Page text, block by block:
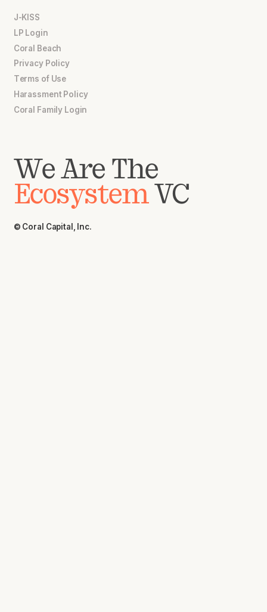
J-KISS
LP Login
Coral Beach
Privacy Policy
Terms of Use
Harassment Policy
Coral Family Login
We Are The
EcosystemVC
© Coral Capital, Inc.